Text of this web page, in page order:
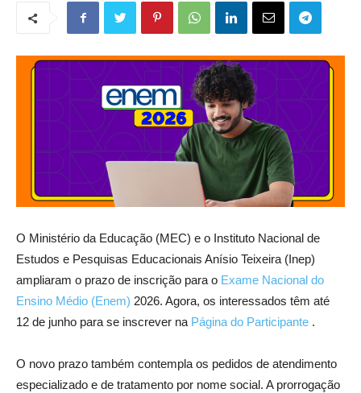
O Ministério da Educação (MEC) e o Instituto Nacional de
Estudos e Pesquisas Educacionais Anísio Teixeira (Inep)
ampliaram o prazo de inscrição para o Exame Nacional do
Ensino Médio (Enem) 2026. Agora, os interessados têm até
12 de junho para se inscrever na Página do Participante .
O novo prazo também contempla os pedidos de atendimento
especializado e de tratamento por nome social. A prorrogação